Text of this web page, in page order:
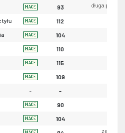
MACE 93 długa
MACE 112
MACE 104
MACE 110
MACE 115
MACE 109
- -
MACE 90
MACE 104